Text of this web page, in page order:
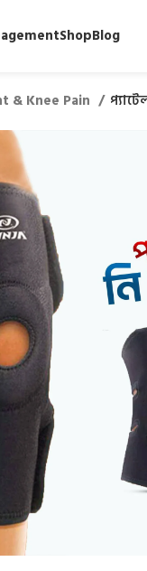
ShopBlog
& Knee Pain
to enlarge